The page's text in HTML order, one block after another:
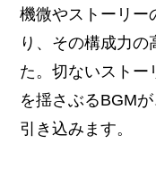
機微やストーリー
り、その構成力の
た。切ないストー
を揺さぶるBGM
引き込みます。